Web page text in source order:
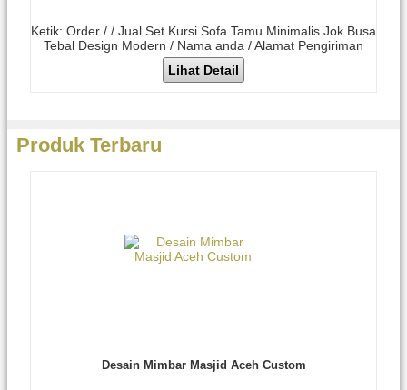
Ketik: Order / / Jual Set Kursi Sofa Tamu Minimalis Jok Busa
Tebal Design Modern / Nama anda / Alamat Pengiriman
Lihat Detail
Produk Terbaru
Desain Mimbar Masjid Aceh Custom